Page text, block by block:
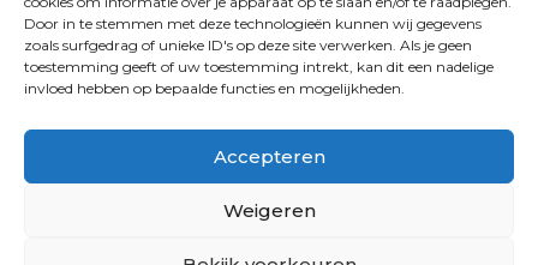
Door in te stemmen met deze technologieën kunnen wij gegevens
zoals surfgedrag of unieke ID's op deze site verwerken. Als je geen
toestemming geeft of uw toestemming intrekt, kan dit een nadelige
invloed hebben op bepaalde functies en mogelijkheden.
Accepteren
Weigeren
Zaterdag: 10:00 - 12:00 & 13:00 - 16:00 uur